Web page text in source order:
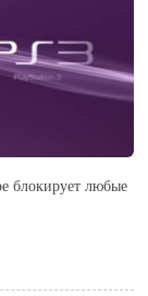
блокирует любые